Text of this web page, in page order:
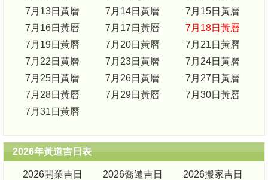
7月13日黃曆
7月14日黃曆
7月15日黃曆
7月16日黃曆
7月17日黃曆
7月18日黃曆
7月19日黃曆
7月20日黃曆
7月21日黃曆
7月22日黃曆
7月23日黃曆
7月24日黃曆
7月25日黃曆
7月26日黃曆
7月27日黃曆
7月28日黃曆
7月29日黃曆
7月30日黃曆
7月31日黃曆
2026年黃道吉日表
2026開業吉日 2026喬遷吉日
2026搬家吉日